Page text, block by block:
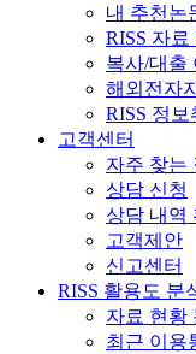
내 추천논
RISS 자
복사/대출
해외전자
RISS 정
고객센터
자주 찾는
상담 신청
상담 내역
고객제안
신고센터
RISS 활용도 분
자료 현황
최근 이용